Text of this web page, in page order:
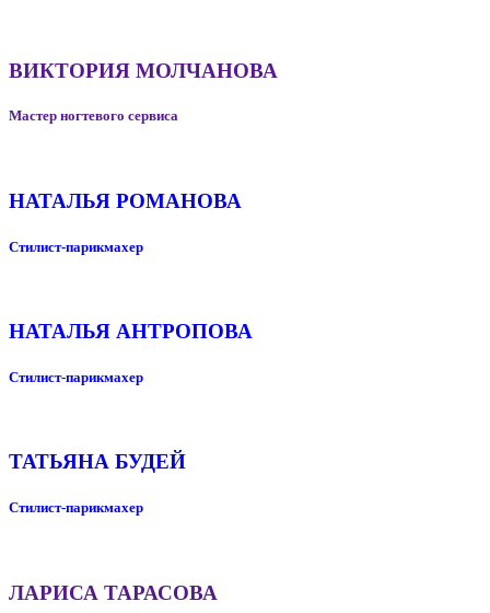
ВИКТОРИЯ МОЛЧАНОВА
Мастер ногтевого сервиса
НАТАЛЬЯ РОМАНОВА
Стилист-парикмахер
НАТАЛЬЯ АНТРОПОВА
Стилист-парикмахер
ТАТЬЯНА БУДЕЙ
Стилист-парикмахер
ЛАРИСА ТАРАСОВА